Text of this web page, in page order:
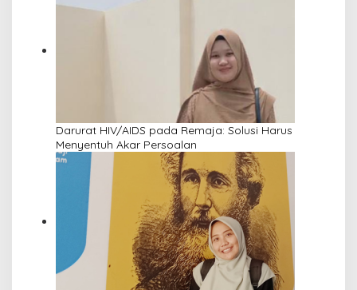
Darurat HIV/AIDS pada Remaja: Solusi Harus
Menyentuh Akar Persoalan